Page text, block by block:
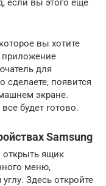
вы хотите
для
сделаете, появится
экране.
будет готово.
Samsung
открыть ящик
меню,
Здесь откройте